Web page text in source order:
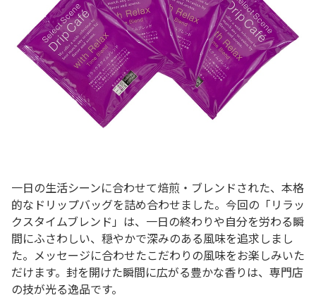
一日の生活シーンに合わせて焙煎・ブレンドされた、本格
的なドリップバッグを詰め合わせました。今回の「リラッ
クスタイムブレンド」は、一日の終わりや自分を労わる瞬
間にふさわしい、穏やかで深みのある風味を追求しまし
た。メッセージに合わせたこだわりの風味をお楽しみいた
だけます。封を開けた瞬間に広がる豊かな香りは、専門店
の技が光る逸品です。